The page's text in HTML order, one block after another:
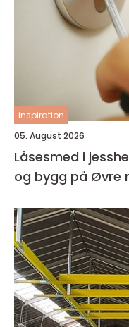
inspiration
05. August 2026
Låsesmed i
og bygg på Øvre